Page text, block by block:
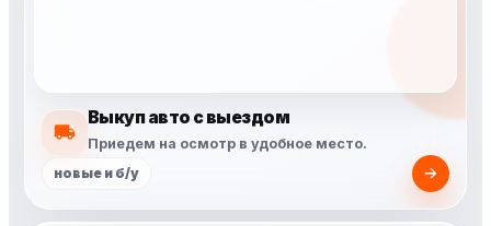
Выкуп авто с выездом
Приедем на осмотр в удобное место.
новые и б/у